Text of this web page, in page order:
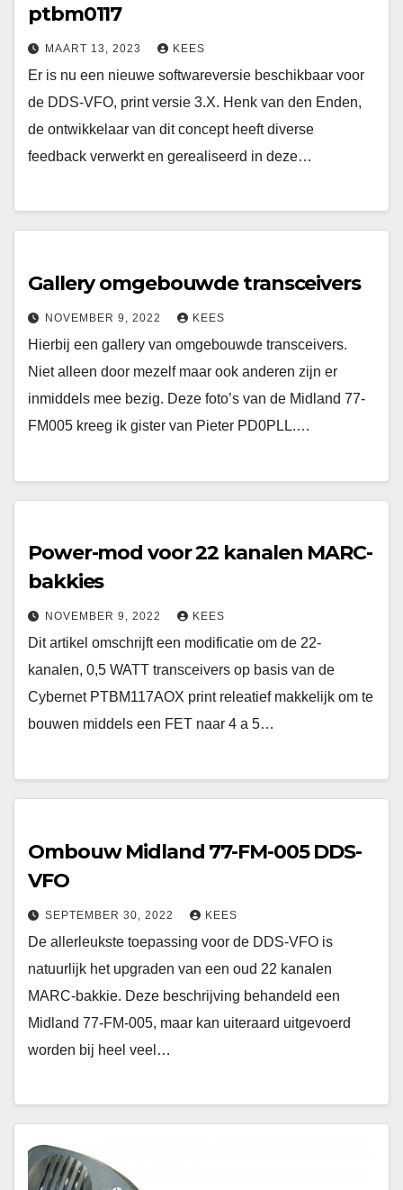
ptbm0117
MAART 13, 2023 KEES
Er is nu een nieuwe softwareversie beschikbaar voor
de DDS-VFO, print versie 3.X. Henk van den Enden,
de ontwikkelaar van dit concept heeft diverse
feedback verwerkt en gerealiseerd in deze…
Gallery omgebouwde transceivers
NOVEMBER 9, 2022 KEES
Hierbij een gallery van omgebouwde transceivers.
Niet alleen door mezelf maar ook anderen zijn er
inmiddels mee bezig. Deze foto’s van de Midland 77-
FM005 kreeg ik gister van Pieter PD0PLL.…
Power-mod voor 22 kanalen MARC-
bakkies
NOVEMBER 9, 2022 KEES
Dit artikel omschrijft een modificatie om de 22-
kanalen, 0,5 WATT transceivers op basis van de
Cybernet PTBM117AOX print releatief makkelijk om te
bouwen middels een FET naar 4 a 5…
Ombouw Midland 77-FM-005 DDS-
VFO
SEPTEMBER 30, 2022 KEES
De allerleukste toepassing voor de DDS-VFO is
natuurlijk het upgraden van een oud 22 kanalen
MARC-bakkie. Deze beschrijving behandeld een
Midland 77-FM-005, maar kan uiteraard uitgevoerd
worden bij heel veel…